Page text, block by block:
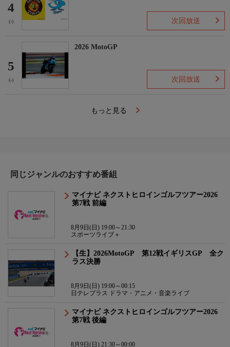
4
(-) 次回放送
5
(-)
2026 MotoGP
次回放送
もっと見る
同じジャンルのおすすめ番組
マイナビ ネクストヒロインゴルフツアー2026
第7戦 前編
8月9日(日) 19:00～21:30
スポーツライブ＋
【生】2026MotoGP 第12戦イギリスGP 全ク
ラス決勝
8月9日(日) 19:00～00:15
日テレプラス ドラマ・アニメ・音楽ライブ
マイナビ ネクストヒロインゴルフツアー2026
第7戦 後編
8月9日(日) 21:30～00:00